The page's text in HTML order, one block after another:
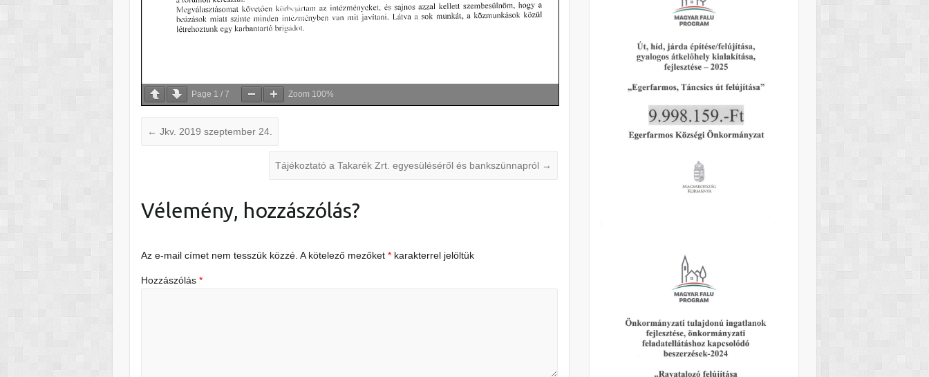
Page 1 /7 Zoom 100%
← Jkv. 2019 szeptember 24.
Tájékoztató a Takarék Zrt. egyesüléséről és bankszünnapról →
Vélemény, hozzászólás?
Az e-mail címet nem tesszük közzé. A kötelező mezőket* karakterrel jelöltük
Hozzászólás*